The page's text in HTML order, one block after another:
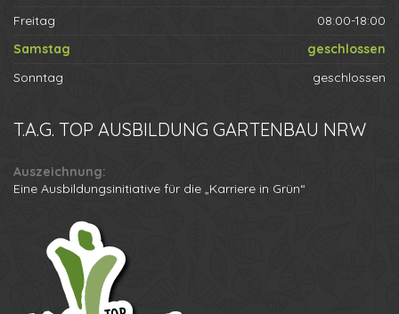
Freitag
08:00-18:00
Samstag
geschlossen
Sonntag
geschlossen
T.A.G. TOP AUSBILDUNG GARTENBAU NRW
Auszeichnung:
Eine Ausbildungsinitiative für die „Karriere in Grün“